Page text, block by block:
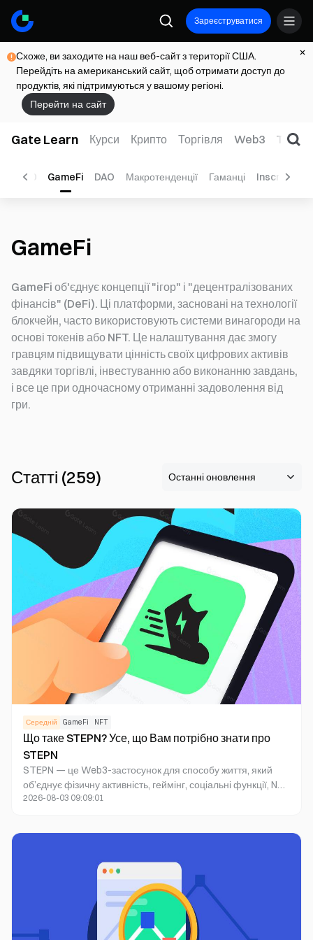
Зареєструватися
Схоже, ви заходите на наш веб-сайт з території США.
Перейдіть на американський сайт, щоб отримати доступ до
продуктів, які підтримуються у вашому регіоні.
Перейти на сайт
Gate Learn Курси Крипто Торгівля Web3 TradFi
BRC-20 GameFi DAO Макротенденції Гаманці Inscription
GameFi
GameFi об'єднує концепції "ігор" і "децентралізованих
фінансів" (DeFi). Ці платформи, засновані на технології
блокчейн, часто використовують системи винагороди на
основі токенів або NFT. Це налаштування дає змогу
гравцям підвищувати цінність своїх цифрових активів
завдяки торгівлі, інвестуванню або виконанню завдань,
і все це при одночасному отриманні задоволення від
гри.
Статті (259)
Середній GameFi NFT
Що таке STEPN? Усе, що Вам потрібно знати про
STEPN
STEPN — це Web3-застосунок для способу життя, який
об’єднує фізичну активність, геймінг, соціальні функції, NFT
та цифрові активи. Ви можете ходити, бігати підтюпцем
2026-08-03 09:09:01